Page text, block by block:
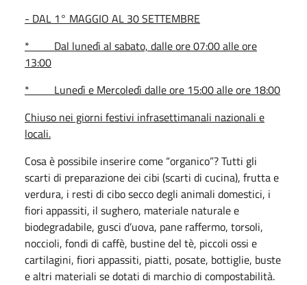
- DAL 1° MAGGIO AL 30 SETTEMBRE
* Dal lunedì al sabato, dalle ore 07:00 alle ore
13:00
* Lunedì e Mercoledì dalle ore 15:00 alle ore 18:00
Chiuso nei giorni festivi infrasettimanali nazionali e
locali.
Cosa è possibile inserire come “organico”? Tutti gli
scarti di preparazione dei cibi (scarti di cucina), frutta e
verdura, i resti di cibo secco degli animali domestici, i
fiori appassiti, il sughero, materiale naturale e
biodegradabile, gusci d’uova, pane raffermo, torsoli,
noccioli, fondi di caffè, bustine del tè, piccoli ossi e
cartilagini, fiori appassiti, piatti, posate, bottiglie, buste
e altri materiali se dotati di marchio di compostabilità.